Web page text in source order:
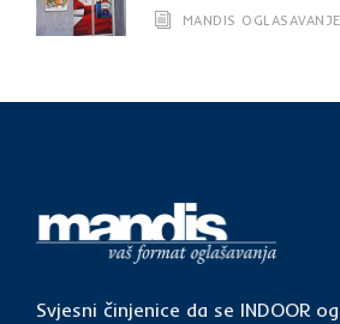
MANDIS OGLASAVANJE
Svjesni činjenice da se INDOOR